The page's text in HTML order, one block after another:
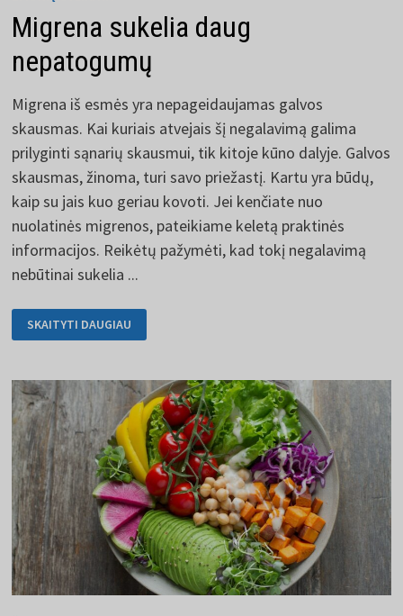
Migrena sukelia daug
nepatogumų
Migrena iš esmės yra nepageidaujamas galvos
skausmas. Kai kuriais atvejais šį negalavimą galima
prilyginti sąnarių skausmui, tik kitoje kūno dalyje. Galvos
skausmas, žinoma, turi savo priežastį. Kartu yra būdų,
kaip su jais kuo geriau kovoti. Jei kenčiate nuo
nuolatinės migrenos, pateikiame keletą praktinės
informacijos. Reikėtų pažymėti, kad tokį negalavimą
nebūtinai sukelia ...
SUKELIA
DAUG
SKAITYTI DAUGIAU